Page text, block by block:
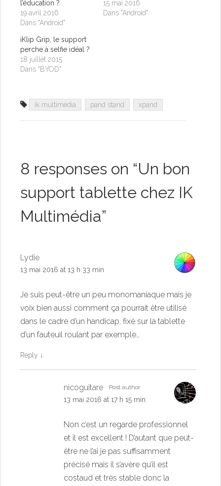
l’éducation ?
19 avril 2016
Dans "Android"
15 mai 2016
Dans "Android"
iKlip Grip, le support
perche à selfie idéal ?
18 juillet 2015
Dans "BYOD"
ik multimédia pand stand xpand
8 responses on “Un bon
support tablette chez IK
Multimédia”
Lydie
13 mai 2016 at 13 h 33 min
Je suis peut-être un peu monomaniaque mais je
voix bien aussi comment ça pourrait être utilisé
dans le cadre d’un handicap, fixé sur la tablette
d’un fauteuil roulant par exemple…
Reply ↓
nicoguitare Post author
13 mai 2016 at 17 h 15 min
Non c’est un regarde professionnel
et il est excellent ! D’autant que peut-
être ne l’ai je pas suffisamment
précisé mais il s’avère qu’il est
costaud et très stable donc la